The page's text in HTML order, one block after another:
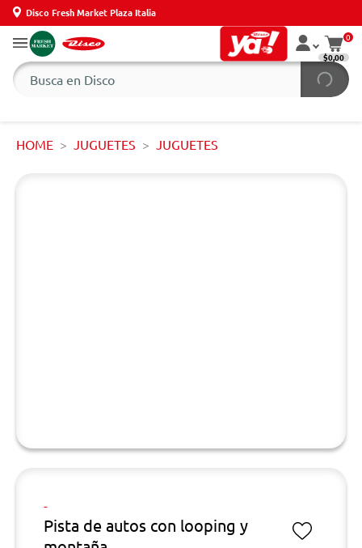
Disco Fresh Market Plaza Italia
0
$0,00
HOME JUGUETES JUGUETES
-
Pista de autos con looping y